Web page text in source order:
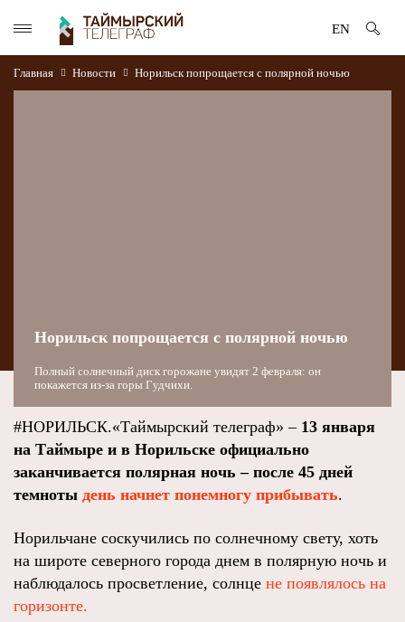
EN
Главная Новости Норильск попрощается с полярной ночью
Норильск попрощается с полярной ночью
Полный солнечный диск горожане увидят 2 февраля: он
покажется из-за горы Гудчихи.
#НОРИЛЬСК.«Таймырский телеграф» – 13 января
на Таймыре и в Норильске официально
заканчивается полярная ночь – после 45 дней
темноты день начнет понемногу прибывать.
Норильчане соскучились по солнечному свету, хоть
на широте северного города днем в полярную ночь и
наблюдалось просветление, солнце не появлялось на
горизонте.